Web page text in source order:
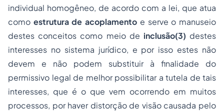
individual homogêneo, de acordo com a lei, que atua
como estrutura de acoplamento e serve o manuseio
destes conceitos como meio de inclusão(3) destes
interesses no sistema jurídico, e por isso estes não
devem e não podem substituir à finalidade do
permissivo legal de melhor possibilitar a tutela de tais
interesses, que é o que vem ocorrendo em muitos
processos, por haver distorção de visão causada pelo